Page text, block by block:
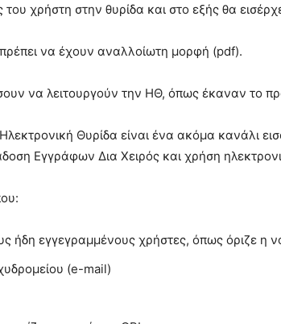
χρήστη στην θυρίδα και στο εξής θα
να έχουν αναλλοίωτη μορφή (pdf).
να λειτουργούν την ΗΘ, όπως έκαναν το
Θυρίδα είναι ένα ακόμα κανάλι
Εγγράφων Δια Χειρός και χρήση
ήδη εγγεγραμμένους χρήστες, όπως όριζε η
(e-mail)